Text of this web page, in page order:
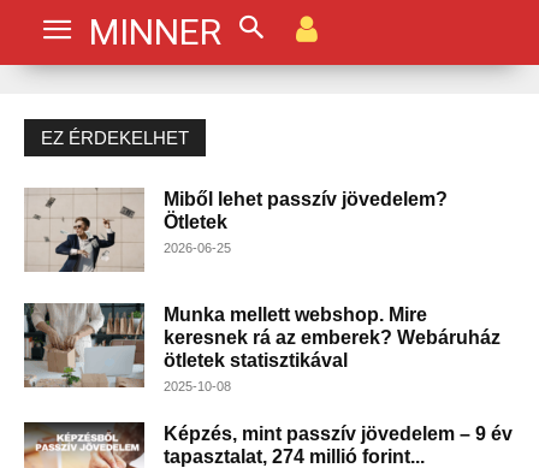
MINNER
EZ ÉRDEKELHET
Miből lehet passzív jövedelem?
Ötletek
2026-06-25
Munka mellett webshop. Mire
keresnek rá az emberek? Webáruház
ötletek statisztikával
2025-10-08
Képzés, mint passzív jövedelem – 9 év
tapasztalat, 274 millió forint...